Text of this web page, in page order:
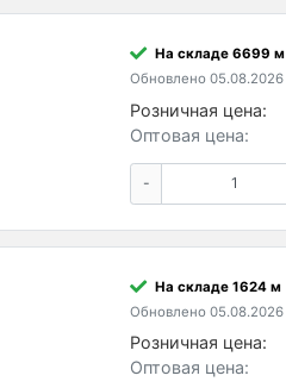
На складе 6699 м
Обновлено 05.08.2026
Розничная цена:
Оптовая цена:
-
На складе 1624 м
Обновлено 05.08.2026
Розничная цена:
Оптовая цена: